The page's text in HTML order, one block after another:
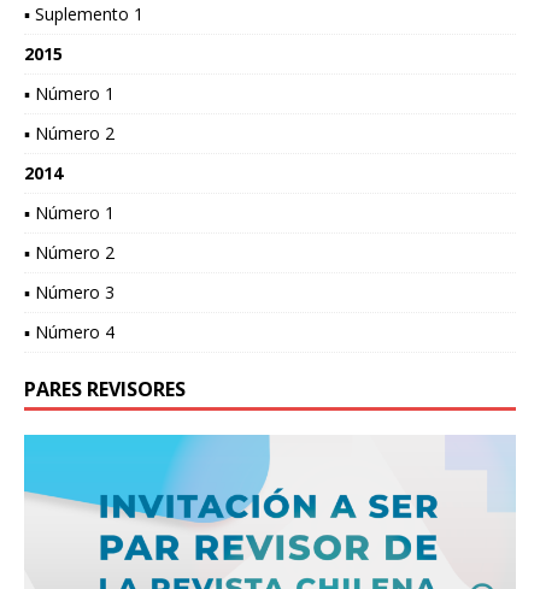
▪ Suplemento 1
2015
▪ Número 1
▪ Número 2
2014
▪ Número 1
▪ Número 2
▪ Número 3
▪ Número 4
PARES REVISORES